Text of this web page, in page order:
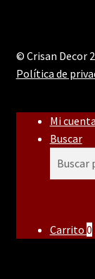
© Crisan Decor
Política de
Mi cuenta
Buscar
Carrito 0